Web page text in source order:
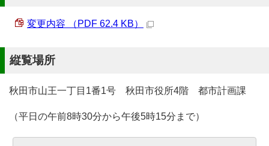
変更内容 （PDF 62.4 KB）
縦覧場所
秋田市山王一丁目1番1号 秋田市役所4階 都市計画課
（平日の午前8時30分から午後5時15分まで）